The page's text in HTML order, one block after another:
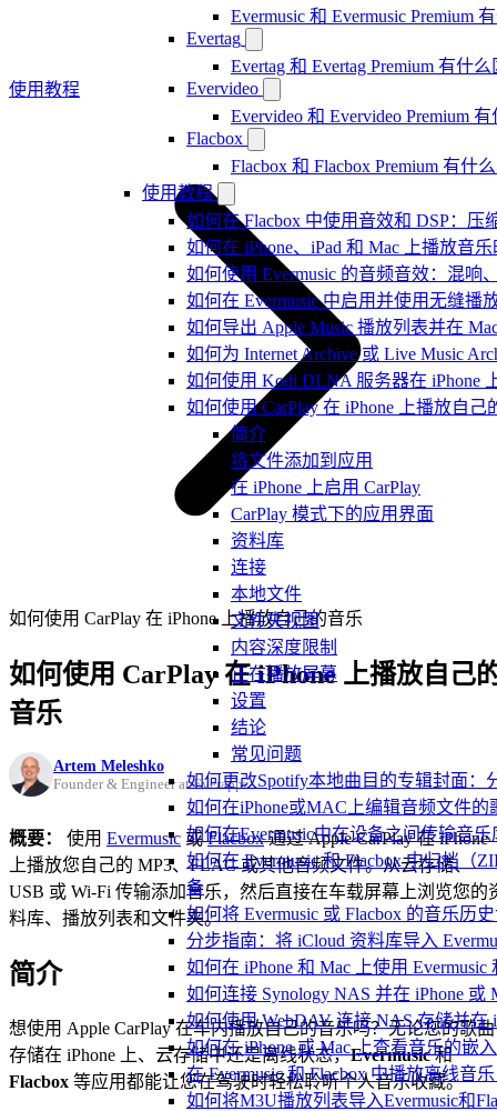
Evermusic 和 Evermusic Premium
Evertag
Evertag 和 Evertag Premium 有什
Evervideo
Evervideo 和 Evervideo Premium
Flacbox
Flacbox 和 Flacbox Premium 有什
使用教程
如何在 Flacbox 中使用音效和 DSP：压
如何在 iPhone、iPad 和 Mac 上播放音
如何使用 Evermusic 的音频音效：混
如何在 Evermusic 中启用并使用无缝播
如何导出 Apple Music 播放列表并在
如何为 Internet Archive 或 Live Music
如何使用 Kodi DLNA 服务器在 iPhone
如何使用 CarPlay 在 iPhone 上播放自己
简介
将文件添加到应用
在 iPhone 上启用 CarPlay
CarPlay 模式下的应用界面
资料库
连接
本地文件
文件夹视图
内容深度限制
正在播放屏幕
设置
结论
常见问题
如何更改Spotify本地曲目的专辑封面：
如何在iPhone或MAC上编辑音频文件的
如何在Evermusic中在设备之间传输音
如何在 Evermusic 和 Flacbox 中归档（
备
如何将 Evermusic 或 Flacbox 的音乐历
分步指南：将 iCloud 资料库导入
如何在 iPhone 和 Mac 上使用
如何连接 Synology NAS 并在 iPhone 或
如何使用 WebDAV 连接 NAS 存储并在
如何在 iPhone 或 Mac 上查看音乐的嵌
在 Evermusic 和 Flacbox 中播放离线音
如何将M3U播放列表导入Evermusic和
使用教程
如何使用 CarPlay 在 iPhone 上播放自己的音乐
如何使用 CarPlay 在 iPhone 上播放自己
音乐
Artem Meleshko
Founder & Engineer at Everappz
概要： 使用 Evermusic 或Flacbox通过 Apple CarPlay 在 iPhone
上播放您自己的 MP3、FLAC 或其他音频文件。从云存储、
USB 或 Wi-Fi 传输添加音乐，然后直接在车载屏幕上浏览您的
料库、播放列表和文件夹。
简介
想使用 Apple CarPlay 在车内播放自己的音乐吗？无论您的歌曲
存储在 iPhone 上、云存储中还是离线状态，Evermusic和
Flacbox 等应用都能让您在驾驶时轻松聆听个人音乐收藏。